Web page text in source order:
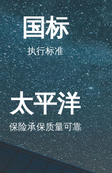
国标
执行标准
太平洋
保险承保质量可靠